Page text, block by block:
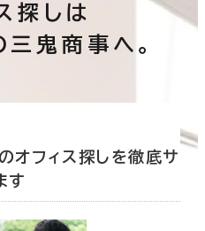
探しは
鬼商事へ。
オフィス探しを徹底サ
す